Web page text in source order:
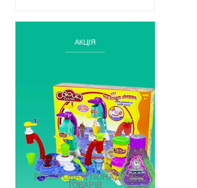
АКЦІЯ
РОЗПРОДАЖ ПОНАД 100
ТОВАРІВ